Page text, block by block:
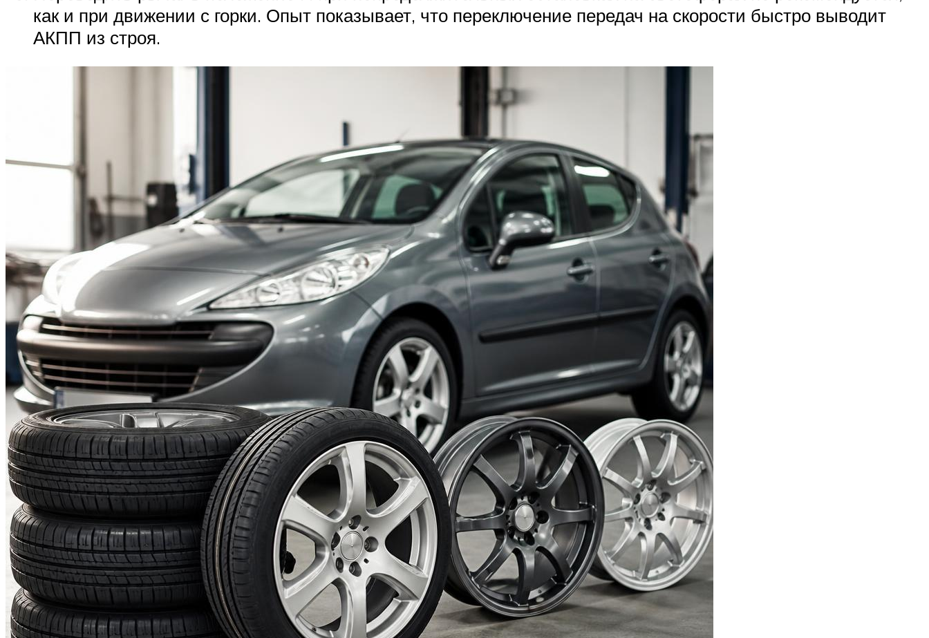
Меню
как и при движении с горки. Опыт показывает, что переключение передач на скорости быстро выводит
АКПП из строя.